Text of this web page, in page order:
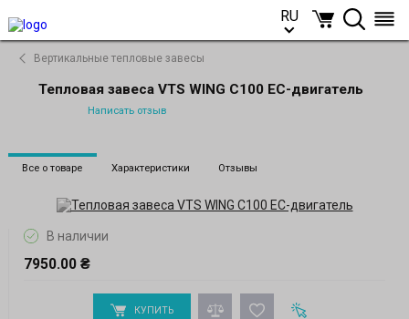
RU
Вертикальные тепловые завесы
Тепловая завеса VTS WING C100 EC-двигатель
Написать отзыв
Все о товаре Характеристики Отзывы
В наличии
7950.00 ₴
КУПИТЬ